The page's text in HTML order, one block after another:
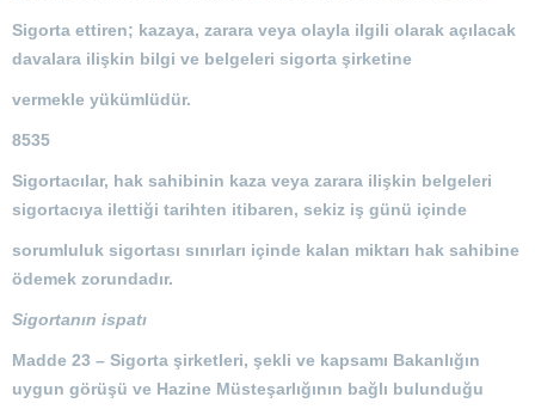
Sigorta ettiren; kazaya, zarara veya olayla ilgili olarak açılacak
davalara ilişkin bilgi ve belgeleri sigorta şirketine
vermekle yükümlüdür.
8535
Sigortacılar, hak sahibinin kaza veya zarara ilişkin belgeleri
sigortacıya ilettiği tarihten itibaren, sekiz iş günü içinde
sorumluluk sigortası sınırları içinde kalan miktarı hak sahibine
ödemek zorundadır.
Sigortanın ispatı
Madde 23 – Sigorta şirketleri, şekli ve kapsamı Bakanlığın
uygun görüşü ve Hazine Müsteşarlığının bağlı bulunduğu